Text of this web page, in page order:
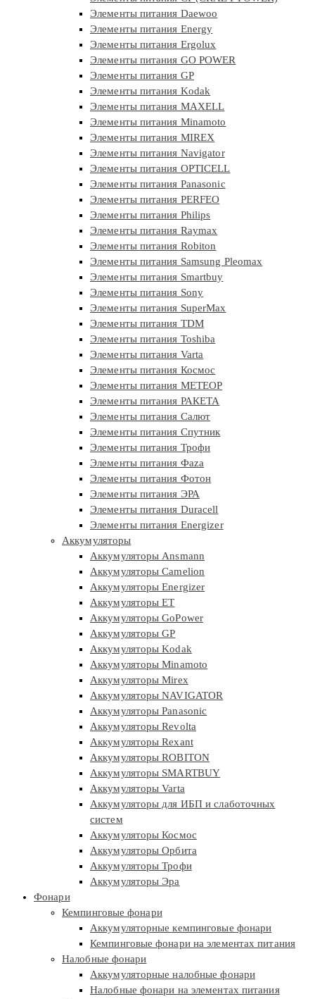
Элементы питания Daewoo
Элементы питания Energy
Элементы питания Ergolux
Элементы питания GO POWER
Элементы питания GP
Элементы питания Kodak
Элементы питания MAXELL
Элементы питания Minamoto
Элементы питания MIREX
Элементы питания Navigator
Элементы питания OPTICELL
Элементы питания Panasonic
Элементы питания PERFEO
Элементы питания Philips
Элементы питания Raymax
Элементы питания Robiton
Элементы питания Samsung Pleomax
Элементы питания Smartbuy
Элементы питания Sony
Элементы питания SuperMax
Элементы питания TDM
Элементы питания Toshiba
Элементы питания Varta
Элементы питания Космос
Элементы питания МЕТЕОР
Элементы питания РАКЕТА
Элементы питания Салют
Элементы питания Спутник
Элементы питания Трофи
Элементы питания Фaza
Элементы питания Фотон
Элементы питания ЭРА
Элементы питания Duracell
Элементы питания Energizer
Аккумуляторы
Аккумуляторы Ansmann
Аккумуляторы Camelion
Аккумуляторы Energizer
Аккумуляторы ET
Аккумуляторы GoPower
Аккумуляторы GP
Аккумуляторы Kodak
Аккумуляторы Minamoto
Аккумуляторы Mirex
Аккумуляторы NAVIGATOR
Аккумуляторы Panasonic
Аккумуляторы Revolta
Аккумуляторы Rexant
Аккумуляторы ROBITON
Аккумуляторы SMARTBUY
Аккумуляторы Varta
Аккумуляторы для ИБП и слаботочных
систем
Аккумуляторы Космос
Аккумуляторы Орбита
Аккумуляторы Трофи
Аккумуляторы Эра
Фонари
Кемпинговые фонари
Аккумуляторные кемпинговые фонари
Кемпинговые фонари на элементах питания
Налобные фонари
Аккумуляторные налобные фонари
Налобные фонари на элементах питания